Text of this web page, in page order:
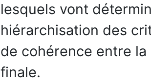
lesquels vont
hiérarchisation des
de cohérence entre
finale.